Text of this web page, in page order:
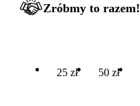
Zróbmy to razem!
25 zł 50 zł